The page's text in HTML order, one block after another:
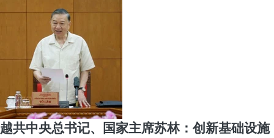
越共中央总书记、国家主席苏林：创新基础设施